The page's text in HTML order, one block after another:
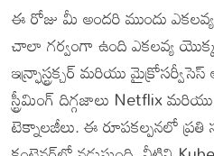
ఈ రోజు మీ అందరి ముందు
చాలా గర్వంగా ఉంది ఎకలవ్య
ఇన్ఫ్రాస్ట్రక్చర్ మరియు
స్ట్రీమింగ్ దిగ్గజాలు Netflix
టెక్నాలజీలు. ఈ రూపకల్పనలో ప్రతి